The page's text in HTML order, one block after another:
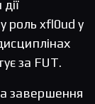
роль xfl0ud у
за FUT.
завершення